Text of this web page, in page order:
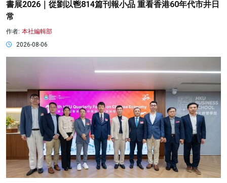
書展2026｜從劉以鬯814篇刊報小品 重看香港60年代市井日
常
作者: 本社編輯部
2026-08-06